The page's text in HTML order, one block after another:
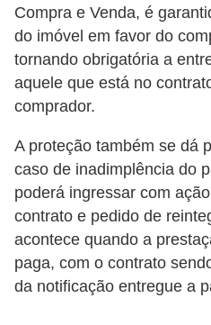
Compra e Venda, é
do imóvel em favor do
tornando obrigatória a
aquele que está no
comprador.
A proteção também se dá
caso de inadimplência do
poderá ingressar com
contrato e pedido de
acontece quando a
paga, com o contrato
da notificação entregue a
e
i
r
a
s
C
â
m
b
i